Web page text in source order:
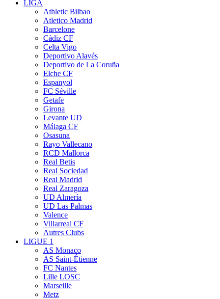
LIGA
Athletic Bilbao
Atletico Madrid
Barcelone
Cádiz CF
Celta Vigo
Deportivo Alavés
Deportivo de La Coruña
Elche CF
Espanyol
FC Séville
Getafe
Girona
Levante UD
Málaga CF
Osasuna
Rayo Vallecano
RCD Mallorca
Real Betis
Real Sociedad
Real Madrid
Real Zaragoza
UD Almería
UD Las Palmas
Valence
Villarreal CF
Autres Clubs
LIGUE 1
AS Monaco
AS Saint-Étienne
FC Nantes
Lille LOSC
Marseille
Metz